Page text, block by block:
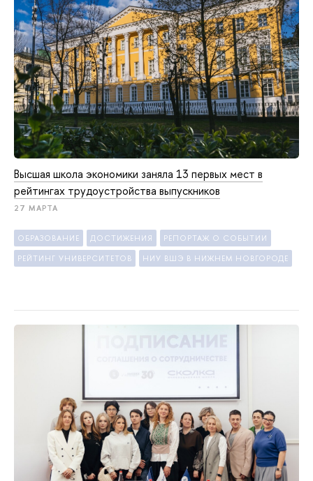
Высшая школа экономики заняла 13 первых мест в
рейтингах трудоустройства выпускников
27 МАРТА
ОБРАЗОВАНИЕ ДОСТИЖЕНИЯ РЕПОРТАЖ О СОБЫТИИ
РЕЙТИНГ УНИВЕРСИТЕТОВ НИУ ВШЭ В НИЖНЕМ НОВГОРОДЕ